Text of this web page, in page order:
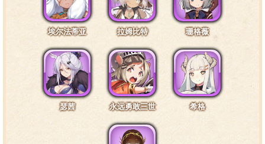
哦？我从来都不知道，团长居然是这么害怕寂寞的孩
特训4阶段台词5·通常4
我是猎魔人，也是毛丝鼠一族的后裔，同时也是你的
团员……呵呵，这种感觉还真是新鲜。
埃尔法蒂亚 拉姆比特 珊格薇
瑟茜 永远勇敢三世 希格